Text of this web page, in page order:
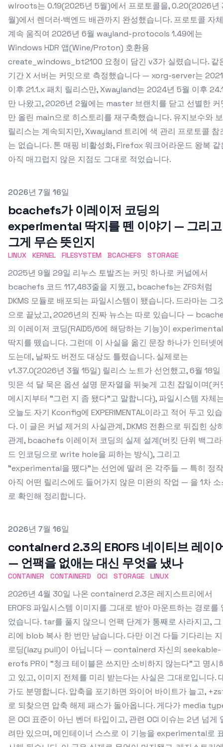
wlroots는 0.19(2025년 5월)에서 프로토콜을, 0.20(2026년
월)에서 렌더러·백엔드 배관까지 완성했습니다. 프로토콜 자
계속 움직여 2026년 6월 wayland-protocols 1.49에는
Windows HDR 앱(Wine/Proton) 호환용
create_windows_bt2100 요청이 담긴 v3가 실렸습니다. 같
기간 X 서버는 커밋으로 측정했습니다 — xorg-server는
이후 21.1.x 패치 릴리스만, Xwayland는 2024년 5월 이후
만 나왔고, 2026년 2월에는 master 브랜치를 닫고 선별한 커
만 올린 main으로 히스토리를 재구축했습니다. 유지보수와
릴리스는 계속되지만, Xwayland 트리에 색 관리 프로토콜 참
는 없습니다. 톤 매핑 비활성화, Firefox 워크어라운드 왕복 같
아직 매끄럽지 않은 지점도 그대로 적었습니다.
Published on
2026년 7월 16일
bcachefs가 이레이저 코딩의
experimental 딱지를 뗀 이야기 — 그리고
그게 무슨 뜻인지
LINUX KERNEL FILESYSTEM BCACHEFS STORAGE
2025년 9월 29일 리누스 토발즈는 커밋 하나로 커널에서
bcachefs 코드 117,483줄을 지웠고, bcachefs는 ZFS처럼
DKMS 모듈로 배포되는 파일시스템이 됐습니다. 드라마는 그
으로 끝났고, 2026년의 진짜 뉴스는 따로 있습니다 —
의 이레이저 코딩(RAID5/6에 해당하는 기능)이 experimental
딱지를 뗐습니다. 그런데 이 사실을 옮긴 문장 하나가 인터넷
도는데, 날짜도 버전도 대상도 틀렸습니다. 실제로는
v1.37.0(2026년 3월 15일) 릴리스 노트가 선언했고, 6월 18일
밋은 석 달 묵은 옵션 설명 문자열을 뒤늦게 고친 잡일이며(커
메시지부터 "그런 지 좀 됐다"고 말합니다), 파일시스템 자체
오늘도 자기 Kconfig에 EXPERIMENTAL이라고 적어 두고 있
다. 이 글은 커널 제거의 사실관계, DKMS 전환으로 뒤집힌 상
관계, bcachefs 이레이저 코딩의 실제 설계(버킷 단위 백그
드 인코딩으로 write hole을 피하는 방식), 그리고
"experimental을 뗐다"는 선언에 딸려 온 각주들 — 특히 정작
아직 어떤 릴리스에도 들어가지 않은 미완의 작업 — 을 1차 소
로 확인해 정리합니다.
Published on
2026년 7월 16일
containerd 2.3의 EROFS 네이티브 레이
— 언팩을 없애는 대신 무엇을 냈나
CONTAINER CONTAINERD OCI STORAGE LINUX
2026년 4월 30일 나온 containerd 2.3은 레지스트리에서
EROFS 파일시스템 이미지를 그대로 받아 마운트하는 경로를
었습니다. tar를 풀지 않으니 언팩 단계가 통째로 사라지고,
리에 blob 복사 한 번만 남습니다. 다만 이건 다들 기다리는
로딩(lazy pull)이 아닙니다 — containerd 자신의 seekable-
erofs PR이 "청크 테이블은 쓰지만 소비하지 않는다"고 명시
고 있고, 이미지 전체를 미리 받는다는 사실은 그대로입니다.
가도 분명합니다. 압축을 포기하면 와이어 바이트가 늘고,
로 되찾으면 압축 해제 패스가 돌아옵니다. 게다가 media
은 OCI 표준이 아닌 벤더 타입이고, 관련 OCI 이슈는 2년 넘게
려만 있으며, 메인테이너 스스로 이 기능을 experimental로